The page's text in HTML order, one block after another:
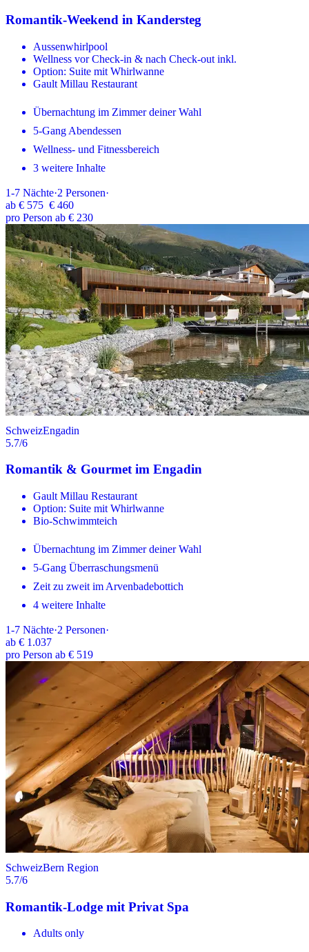
Romantik-Weekend in Kandersteg
Aussenwhirlpool
Wellness vor Check-in & nach Check-out inkl.
Option: Suite mit Whirlwanne
Gault Millau Restaurant
Übernachtung im Zimmer deiner Wahl
5-Gang Abendessen
Wellness- und Fitnessbereich
3 weitere Inhalte
1-7 Nächte·2 Personen·
ab € 575 € 460
pro Person ab € 230
SchweizEngadin
5.7/6
Romantik & Gourmet im Engadin
Gault Millau Restaurant
Option: Suite mit Whirlwanne
Bio-Schwimmteich
Übernachtung im Zimmer deiner Wahl
5-Gang Überraschungsmenü
Zeit zu zweit im Arvenbadebottich
4 weitere Inhalte
1-7 Nächte·2 Personen·
ab € 1.037
pro Person ab € 519
SchweizBern Region
5.7/6
Romantik-Lodge mit Privat Spa
Adults only